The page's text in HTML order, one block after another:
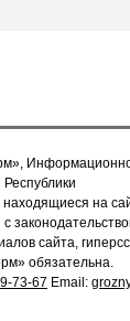
Республики
на
с
сайта,
обязательна.
73-67 Email: